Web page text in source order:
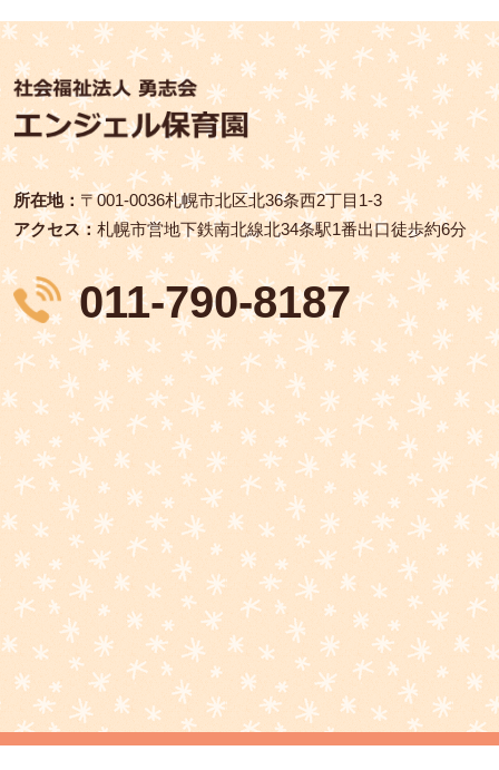
所在地： 〒001‑0036札幌市北区北36条西2丁目1-3
アクセス：札幌市営地下鉄南北線北34条駅1番出口徒歩約6分
011-790-8187